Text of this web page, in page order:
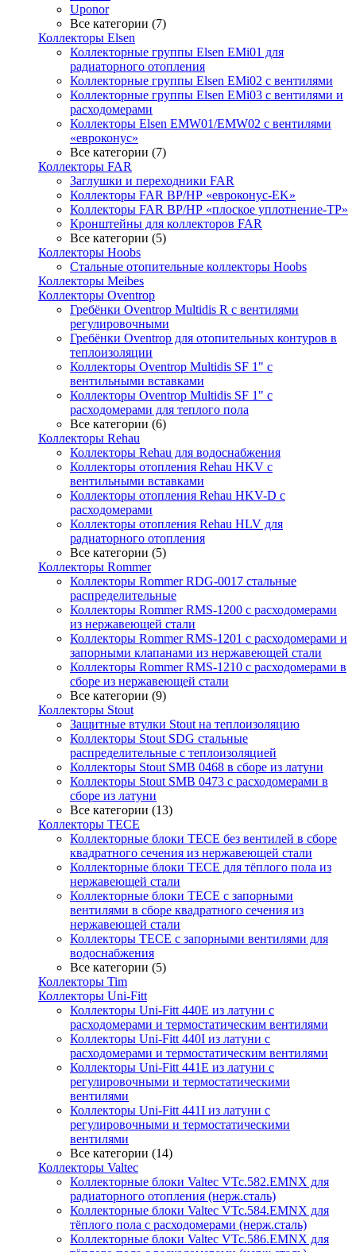
Uponor
Все категории (7)
Коллекторы Elsen
Коллекторные группы Elsen EMi01 для
радиаторного отопления
Коллекторные группы Elsen EMi02 с вентилями
Коллекторные группы Elsen EMi03 с вентилями и
расходомерами
Коллекторы Elsen EMW01/EMW02 с вентилями
«евроконус»
Все категории (7)
Коллекторы FAR
Заглушки и переходники FAR
Коллекторы FAR ВР/НР «евроконус-EK»
Коллекторы FAR ВР/НР «плоское уплотнение-TP»
Кронштейны для коллекторов FAR
Все категории (5)
Коллекторы Hoobs
Стальные отопительные коллекторы Hoobs
Коллекторы Meibes
Коллекторы Oventrop
Гребёнки Oventrop Multidis R с вентилями
регулировочными
Гребёнки Oventrop для отопительных контуров в
теплоизоляции
Коллекторы Oventrop Multidis SF 1" с
вентильными вставками
Коллекторы Oventrop Multidis SF 1" с
расходомерами для теплого пола
Все категории (6)
Коллекторы Rehau
Коллекторы Rehau для водоснабжения
Коллекторы отопления Rehau HKV с
вентильными вставками
Коллекторы отопления Rehau HKV-D с
расходомерами
Коллекторы отопления Rehau HLV для
радиаторного отопления
Все категории (5)
Коллекторы Rommer
Коллекторы Rommer RDG-0017 стальные
распределительные
Коллекторы Rommer RMS-1200 с расходомерами
из нержавеющей стали
Коллекторы Rommer RMS-1201 с расходомерами и
запорными клапанами из нержавеющей стали
Коллекторы Rommer RMS-1210 с расходомерами в
сборе из нержавеющей стали
Все категории (9)
Коллекторы Stout
Защитные втулки Stout на теплоизоляцию
Коллекторы Stout SDG стальные
распределительные с теплоизоляцией
Коллекторы Stout SMB 0468 в сборе из латуни
Коллекторы Stout SMB 0473 с расходомерами в
сборе из латуни
Все категории (13)
Коллекторы TECE
Коллекторные блоки TECE без вентилей в сборе
квадратного сечения из нержавеющей стали
Коллекторные блоки TECE для тёплого пола из
нержавеющей стали
Коллекторные блоки TECE с запорными
вентилями в сборе квадратного сечения из
нержавеющей стали
Коллекторы TECE с запорными вентилями для
водоснабжения
Все категории (5)
Коллекторы Tim
Коллекторы Uni-Fitt
Коллекторы Uni-Fitt 440E из латуни с
расходомерами и термостатическим вентилями
Коллекторы Uni-Fitt 440I из латуни с
расходомерами и термостатическим вентилями
Коллекторы Uni-Fitt 441E из латуни с
регулировочными и термостатическими
вентилями
Коллекторы Uni-Fitt 441I из латуни с
регулировочными и термостатическими
вентилями
Все категории (14)
Коллекторы Valtec
Коллекторные блоки Valtec VTc.582.EMNX для
радиаторного отопления (нерж.сталь)
Коллекторные блоки Valtec VTc.584.EMNX для
тёплого пола с расходомерами (нерж.сталь)
Коллекторные блоки Valtec VTc.586.EMNX для